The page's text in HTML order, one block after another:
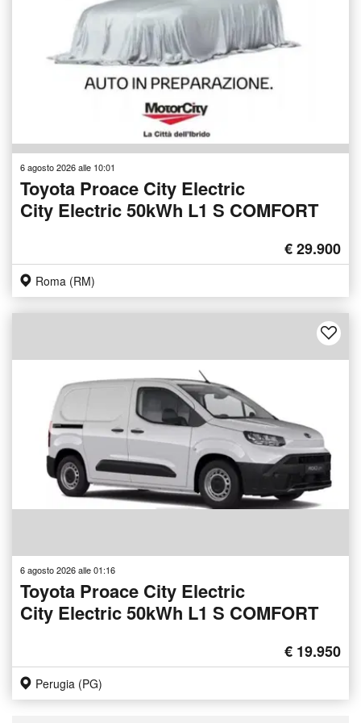
6 agosto 2026 alle 10:01
Toyota Proace City Electric
City Electric 50kWh L1 S COMFORT
€ 29.900
Roma (RM)
6 agosto 2026 alle 01:16
Toyota Proace City Electric
City Electric 50kWh L1 S COMFORT
€ 19.950
Perugia (PG)